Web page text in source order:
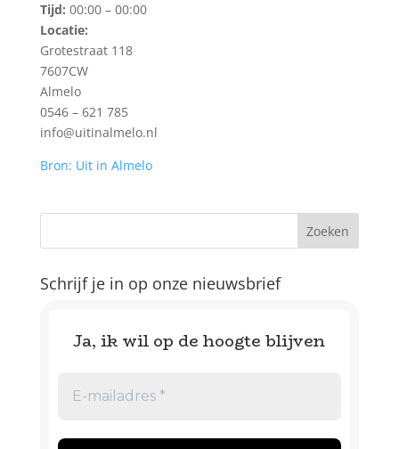
Tijd: 00:00 – 00:00
Locatie:
Grotestraat 118
7607CW
Almelo
0546 – 621 785
info@uitinalmelo.nl
Bron: Uit in Almelo
Schrijf je in op onze nieuwsbrief
Ja, ik wil op de hoogte blijven